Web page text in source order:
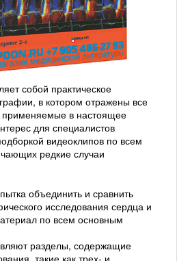
собой практическое
в котором отражены все
применяемые в настоящее
для специалистов
видеоклипов по всем
редкие случаи
объединить и сравнить
исследования сердца и
по всем основным
разделы, содержащие